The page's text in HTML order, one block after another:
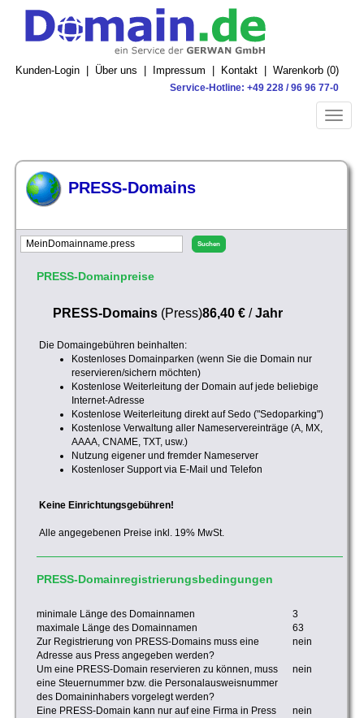
Kunden-Login Über uns Impressum Kontakt Warenkorb (0)
Service-Hotline: +49 228 / 96 96 77-0
Toggle
PRESS-Domains
PRESS-Domainpreise
PRESS-Domains(Press)86,40 €/Jahr
Die Domaingebühren beinhalten:
Kostenloses Domainparken (wenn Sie die Domain nur
reservieren/sichern möchten)
Kostenlose Weiterleitung der Domain auf jede beliebige
Internet-Adresse
Kostenlose Weiterleitung direkt auf Sedo ("Sedoparking")
Kostenlose Verwaltung aller Nameservereinträge (A, MX,
AAAA, CNAME, TXT, usw.)
Nutzung eigener und fremder Nameserver
Kostenloser Support via E-Mail und Telefon
Keine Einrichtungsgebühren!
Alle angegebenen Preise inkl. 19% MwSt.
PRESS-Domainregistrierungsbedingungen
minimale Länge des Domainnamen
3
maximale Länge des Domainnamen
63
Zur Registrierung von PRESS-Domains muss eine
Adresse aus Press angegeben werden?
nein
Um eine PRESS-Domain reservieren zu können, muss
eine Steuernummer bzw. die Personalausweisnummer
des Domaininhabers vorgelegt werden?
nein
Eine PRESS-Domain kann nur auf eine Firma in Press
nein